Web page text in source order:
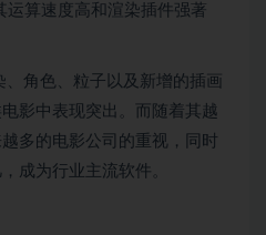
运算速度高和渲染插件强著
角色、粒子以及新增的插画
影中表现突出。而随着其越
多的电影公司的重视，同时
成为行业主流软件。